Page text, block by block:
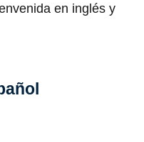
en inglés y